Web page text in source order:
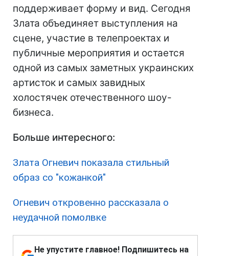
поддерживает форму и вид. Сегодня
Злата объединяет выступления на
сцене, участие в телепроектах и
публичные мероприятия и остается
одной из самых заметных украинских
артисток и самых завидных
холостячек отечественного шоу-
бизнеса.
Больше интересного:
Злата Огневич показала стильный
образ со "кожанкой"
Огневич откровенно рассказала о
неудачной помолвке
Не упустите главное! Подпишитесь на